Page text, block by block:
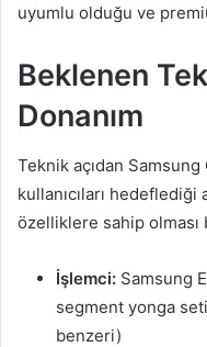
uyumlu olduğu ve
Beklenen
Donanım
Teknik açıdan
kullanıcıları hedeflediği
özelliklere sahip olması
İşlemci: Samsung
segment yonga
benzeri)